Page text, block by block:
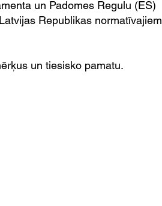
un Padomes Regulu (ES)
Republikas normatīvajiem
un tiesisko pamatu.